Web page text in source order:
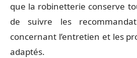
que la robinetterie conserve
de suivre les
concernant l’entretien et les
adaptés.